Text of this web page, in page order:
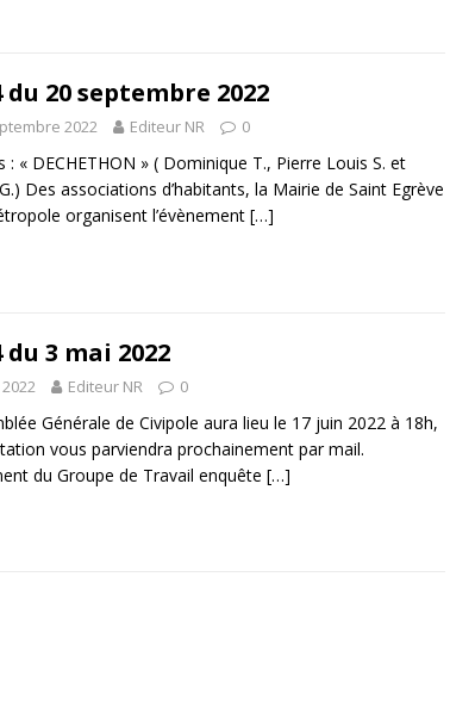
du 20 septembre 2022
2022 Editeur NR 0
: « DECHETHON » ( Dominique T., Pierre Louis S. et
Des associations d’habitants, la Mairie de Saint Egrève
organisent l’évènement […]
du 3 mai 2022
Editeur NR 0
Générale de Civipole aura lieu le 17 juin 2022 à 18h,
vous parviendra prochainement par mail.
du Groupe de Travail enquête […]